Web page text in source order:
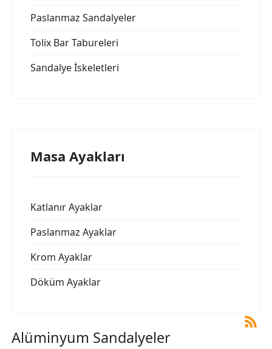
Paslanmaz Sandalyeler
Tolix Bar Tabureleri
Sandalye İskeletleri
Masa Ayakları
Katlanır Ayaklar
Paslanmaz Ayaklar
Krom Ayaklar
Döküm Ayaklar
Alüminyum Sandalyeler